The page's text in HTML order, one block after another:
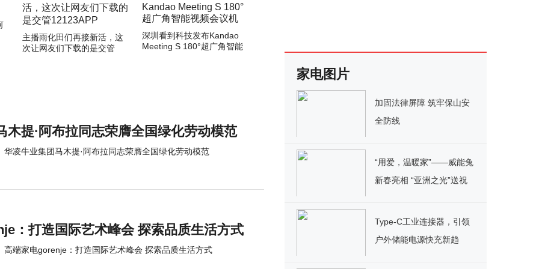
主播雨化田们再接新活，这
次让网友们下载的是交管
深圳看到科技发布Kandao
Meeting S 180°超广角智能
木提·阿布拉同志荣膺全国绿化劳动模范
华凌牛业集团马木提·阿布拉同志荣膺全国绿化劳动模范
：打造国际艺术峰会 探索品质生活方式
高端家电gorenje：打造国际艺术峰会 探索品质生活方式
家电图片
加固法律屏障 筑牢保山安
全防线
“用爱，温暖家”——威能兔
新春亮相 “亚洲之光”送祝
Type-C工业连接器，引领
户外储能电源快充新趋